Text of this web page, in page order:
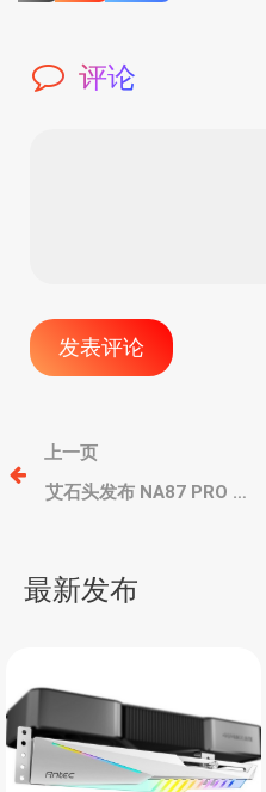
评论
文
章
航
上一页
艾石头发布 NA87 PRO 机
最新发布